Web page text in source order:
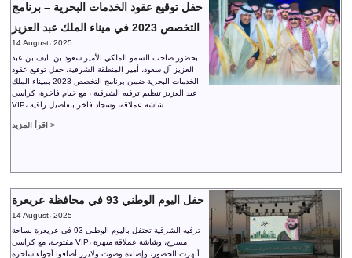
حفل توقيع عقود الخدمات البحرية – برنامج
التخصص 2023 في ميناء الملك عبد العزيز
14 August، 2025
بحضور صاحب السمو الملكي الأمير سعود بن نايف بن عبد
العزيز آل سعود، أمير المنطقة الشرقية، حفل توقيع عقود
الخدمات البحرية ضمن برنامج التخصص 2023 بميناء الملك
عبد العزيز تنظيم ترفيه الشرقية ، مع خيام فاخرة، كراسي
VIP، شاشة عملاقة، وسجاد فاخر بتفاصيل راقية.
اقرأ المزيد >
حفل اليوم الوطني 93 في محافظة عريعرة
14 August، 2025
ترفيه الشرقية تحتفل باليوم الوطني 93 في عريعرة بساحة
مفتوحة، مع كراسي VIP، مسرح، وشاشة عملاقة مبهرة